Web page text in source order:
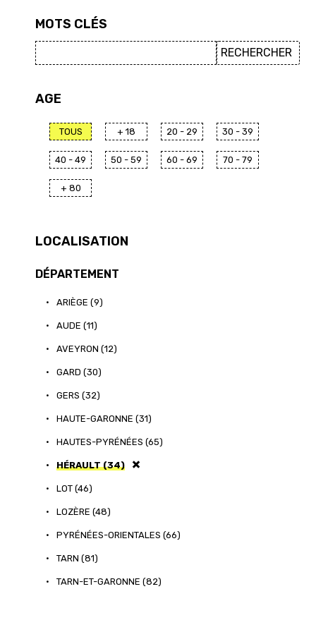
MOTS CLÉS
AGE
TOUS + 18 20 - 29 30 - 39
40 - 49 50 - 59 60 - 69 70 - 79
+ 80
LOCALISATION
DÉPARTEMENT
• ARIÈGE (9)
• AUDE (11)
• AVEYRON (12)
• GARD (30)
• GERS (32)
• HAUTE-GARONNE (31)
• HAUTES-PYRÉNÉES (65)
• HÉRAULT (34)
• LOT (46)
• LOZÈRE (48)
• PYRÉNÉES-ORIENTALES (66)
• TARN (81)
• TARN-ET-GARONNE (82)